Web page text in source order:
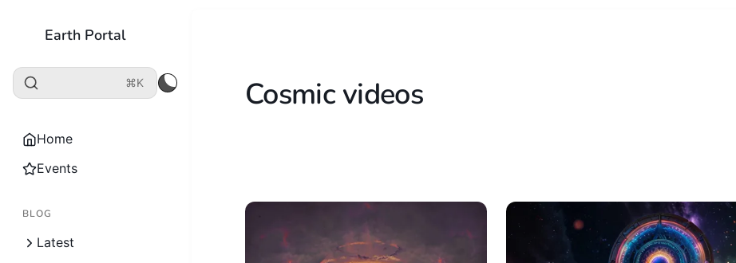
Earth Portal
⌘K
Home
Events
BLOG
Latest
Cosmic videos